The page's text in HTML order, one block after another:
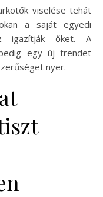
viselése tehát
a saját egyedi
igazítják őket. A
egy új trendet
nyer.